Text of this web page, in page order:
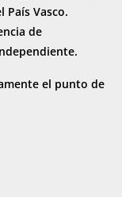
Vasco.
de
el punto de